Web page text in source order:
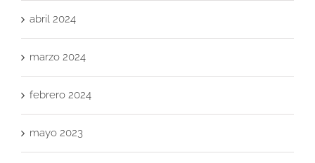
abril 2024
marzo 2024
febrero 2024
mayo 2023